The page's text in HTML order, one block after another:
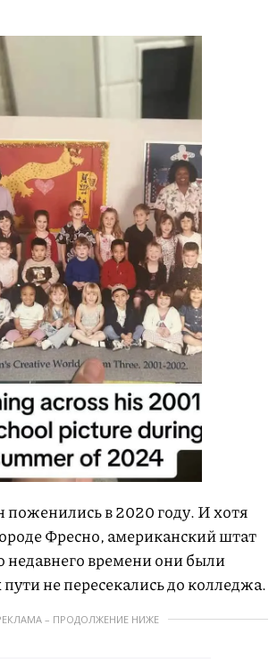
поженились в 2020 году. И хотя
Фресно, американский штат
недавнего времени они были
не пересекались до колледжа.
– ПРОДОЛЖЕНИЕ НИЖЕ